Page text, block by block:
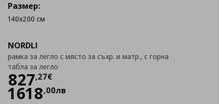
NORDLI
рамка за легло с място за съхр. и матр., с горна
табла за легло
827,27€
Цена827,27 €
1618,00лв
Размер:
140x200 см